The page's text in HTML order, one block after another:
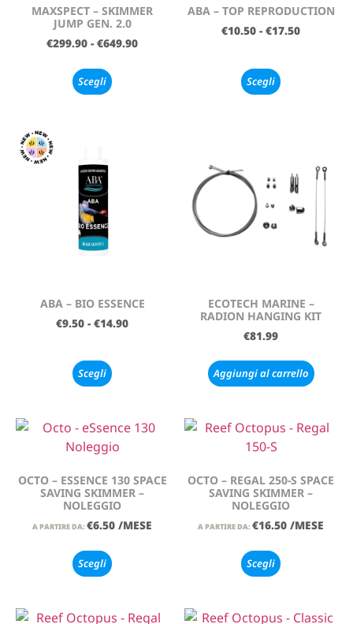
MAXSPECT – SKIMMER
JUMP GEN. 2.0
€299.90 - €649.90
Scegli
ABA – TOP REPRODUCTION
€10.50 - €17.50
Scegli
ABA – BIO ESSENCE
€9.50 - €14.90
Scegli
ECOTECH MARINE –
RADION HANGING KIT
€81.99
Aggiungi al carrello
OCTO – ESSENCE 130 SPACE
SAVING SKIMMER –
NOLEGGIO
A PARTIRE DA: €6.50 /MESE
Scegli
OCTO – REGAL 250-S SPACE
SAVING SKIMMER –
NOLEGGIO
A PARTIRE DA: €16.50 /MESE
Scegli